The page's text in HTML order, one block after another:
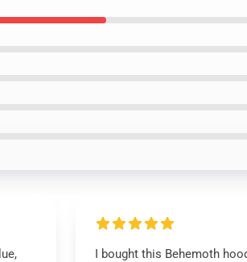
I bought this Behemoth